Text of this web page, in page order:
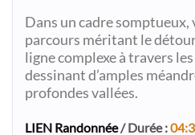
Dans un cadre somptueux,
parcours méritant le
ligne complexe à travers
dessinant d’amples
profondes vallées.
LIEN Randonnée/ Durée :